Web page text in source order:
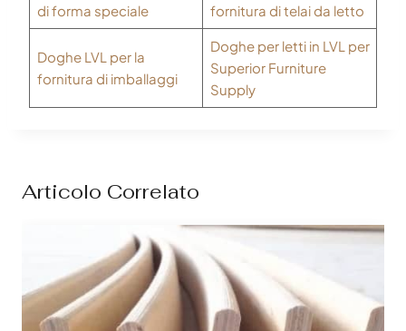
di forma speciale
fornitura di telai da letto
Doghe LVL per la
fornitura di imballaggi
Doghe per letti in LVL per
Superior Furniture
Supply
Articolo Correlato